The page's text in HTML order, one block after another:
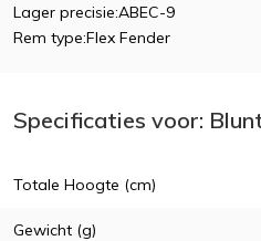
Lager precisie:ABEC-9
Rem type:Flex Fender
Specificaties voor:
Totale Hoogte (cm)
Gewicht (g)